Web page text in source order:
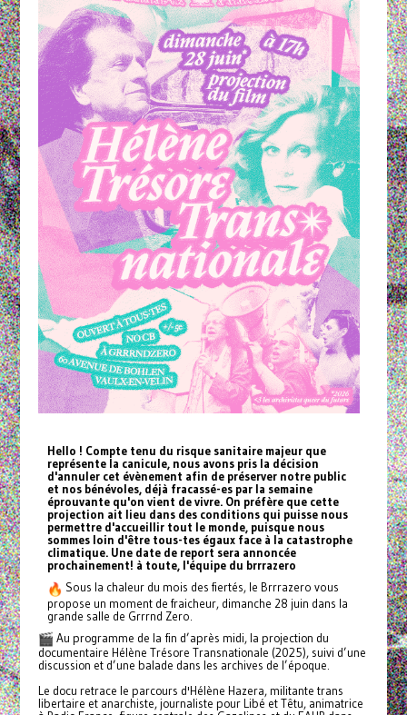
Hello ! Compte tenu du risque sanitaire majeur que
représente la canicule, nous avons pris la décision
d'annuler cet évènement afin de préserver notre public
et nos bénévoles, déjà fracassé-es par la semaine
éprouvante qu'on vient de vivre. On préfère que cette
projection ait lieu dans des conditions qui puisse nous
permettre d'accueillir tout le monde, puisque nous
sommes loin d'être tous-tes égaux face à la catastrophe
climatique. Une date de report sera annoncée
prochainement! à toute, l'équipe du brrrazero
Sous la chaleur du mois des fiertés, le Brrrazero vous
propose un moment de fraicheur, dimanche 28 juin dans la
grande salle de Grrrnd Zero.
Au programme de la fin d’après midi, la projection du
documentaire Hélène Trésore Transnationale (2025), suivi d’une
discussion et d’une balade dans les archives de l’époque.
Le docu retrace le parcours d'Hélène Hazera, militante trans
libertaire et anarchiste, journaliste pour Libé et Têtu, animatrice